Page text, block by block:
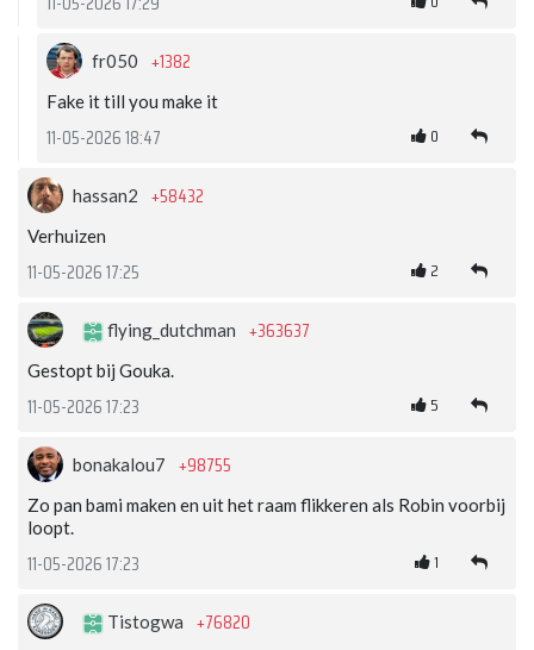
fr050 +1382
Fake it till you make it
11-05-2026 18:47 0
hassan2 +58432
Verhuizen
11-05-2026 17:25 2
flying_dutchman +363637
Gestopt bij Gouka.
11-05-2026 17:23 5
bonakalou7 +98755
Zo pan bami maken en uit het raam flikkeren als Robin voorbij
loopt.
11-05-2026 17:23 1
Tistogwa +76820